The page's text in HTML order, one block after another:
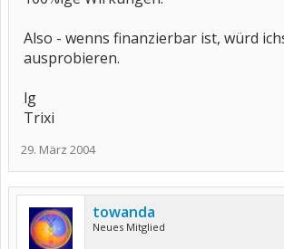
Also - wenns finanzierbar ist, würd
ausprobieren.
lg
Trixi
29. März 2004
towanda
Neues Mitglied